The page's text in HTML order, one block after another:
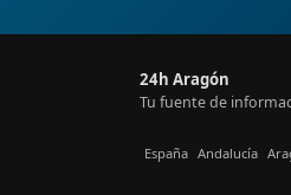
24h Aragón
Tu fuente de
España Andalucía